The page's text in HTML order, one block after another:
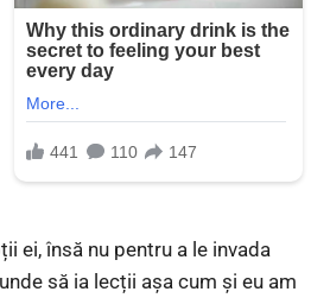
ei, însă nu pentru a le invada
să ia lecții așa cum și eu am